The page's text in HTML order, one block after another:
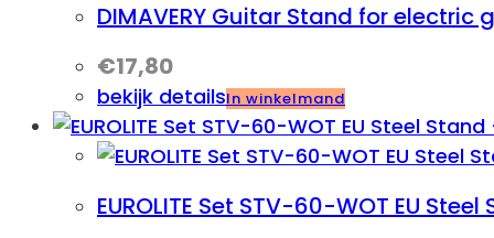
DIMAVERY Guitar Stand for electric
€17,80
bekijk detailsIn winkelmand
EUROLITE Set STV-60-WOT EU